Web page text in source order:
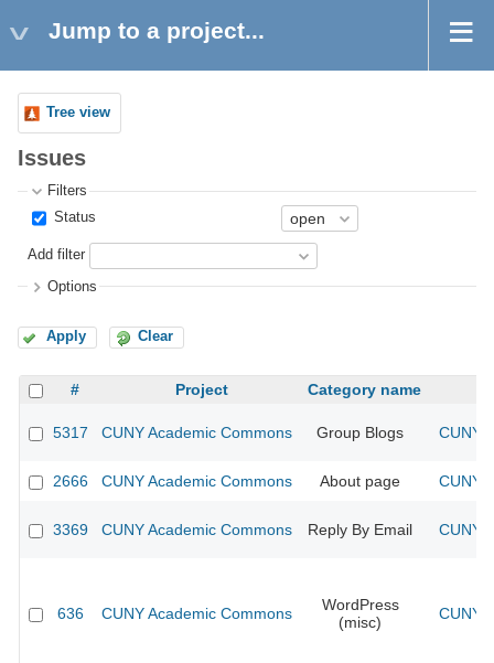
Jump to a project...
Tree view
Issues
Filters
Status
Add filter
Options
Apply Clear
# Project Category name
5317 CUNY Academic Commons Group Blogs CUNY
2666 CUNY Academic Commons About page CUNY
3369 CUNY Academic Commons Reply By Email CUNY
636 CUNY Academic Commons
WordPress
(misc)
CUNY